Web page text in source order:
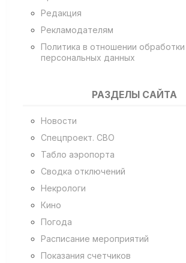
Редакция
Рекламодателям
Политика в отношении обработки
персональных данных
РАЗДЕЛЫ САЙТА
Новости
Спецпроект. СВО
Табло аэропорта
Сводка отключений
Некрологи
Кино
Погода
Расписание мероприятий
Показания счетчиков